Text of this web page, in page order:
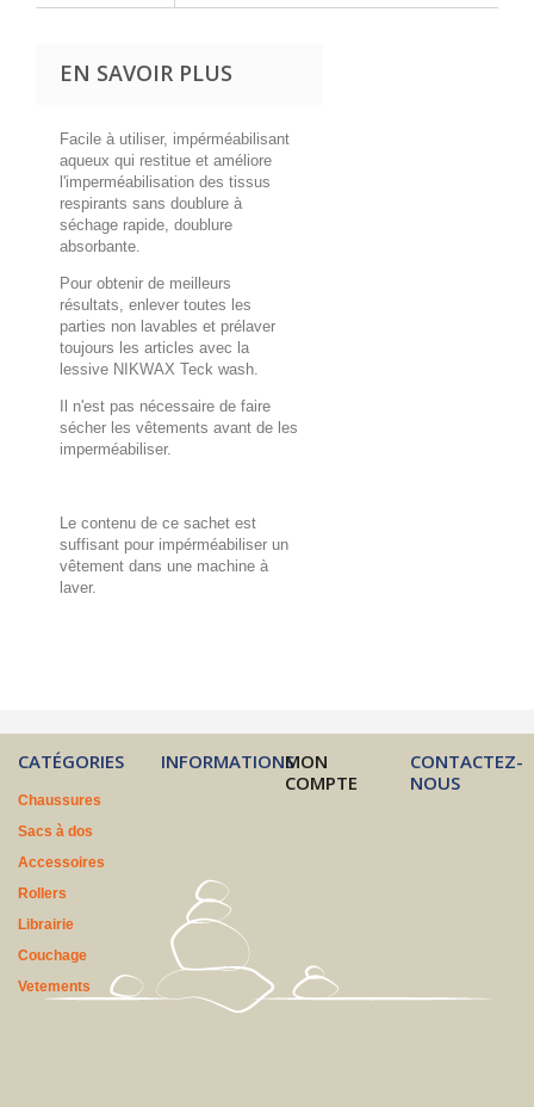
EN SAVOIR PLUS
Facile à utiliser, impérméabilisant
aqueux qui restitue et améliore
l'imperméabilisation des tissus
respirants sans doublure à
séchage rapide, doublure
absorbante.
Pour obtenir de meilleurs
résultats, enlever toutes les
parties non lavables et prélaver
toujours les articles avec la
lessive NIKWAX Teck wash.
Il n'est pas nécessaire de faire
sécher les vêtements avant de les
imperméabiliser.
Le contenu de ce sachet est
suffisant pour impérméabiliser un
vêtement dans une machine à
laver.
CATÉGORIES
Chaussures
Sacs à dos
Accessoires
Rollers
Librairie
Couchage
Vetements
INFORMATIONSMON
COMPTE
CONTACTEZ-
NOUS